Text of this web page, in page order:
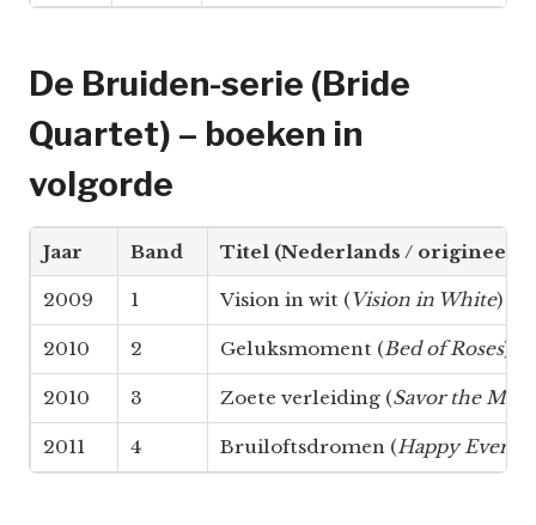
De Bruiden-serie (Bride
Quartet) – boeken in
volgorde
Jaar Band Titel (Nederlands / origineel)
2009 1 Vision in wit (Vision in White)
2010 2 Geluksmoment (Bed of Roses)
2010 3 Zoete verleiding (Savor the
2011 4 Bruiloftsdromen (Happy Ever